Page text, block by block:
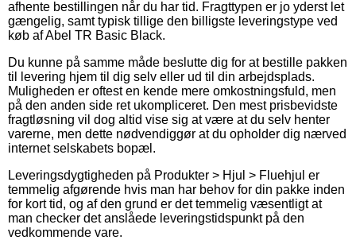
afhente bestillingen når du har tid. Fragttypen er jo yderst let
gængelig, samt typisk tillige den billigste leveringstype ved
køb af Abel TR Basic Black.
Du kunne på samme måde beslutte dig for at bestille pakken
til levering hjem til dig selv eller ud til din arbejdsplads.
Muligheden er oftest en kende mere omkostningsfuld, men
på den anden side ret ukompliceret. Den mest prisbevidste
fragtløsning vil dog altid vise sig at være at du selv henter
varerne, men dette nødvendiggør at du opholder dig nærved
internet selskabets bopæl.
Leveringsdygtigheden på Produkter > Hjul > Fluehjul er
temmelig afgørende hvis man har behov for din pakke inden
for kort tid, og af den grund er det temmelig væsentligt at
man checker det anslåede leveringstidspunkt på den
vedkommende vare.